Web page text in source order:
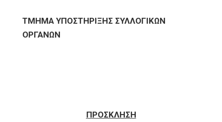
ΤΜΗΜΑ ΥΠΟΣΤΗΡΙΞΗΣ ΣΥΛΛΟΓΙΚΩΝ
ΟΡΓΑΝΩΝ
ΠΡΟΣΚΛΗΣΗ